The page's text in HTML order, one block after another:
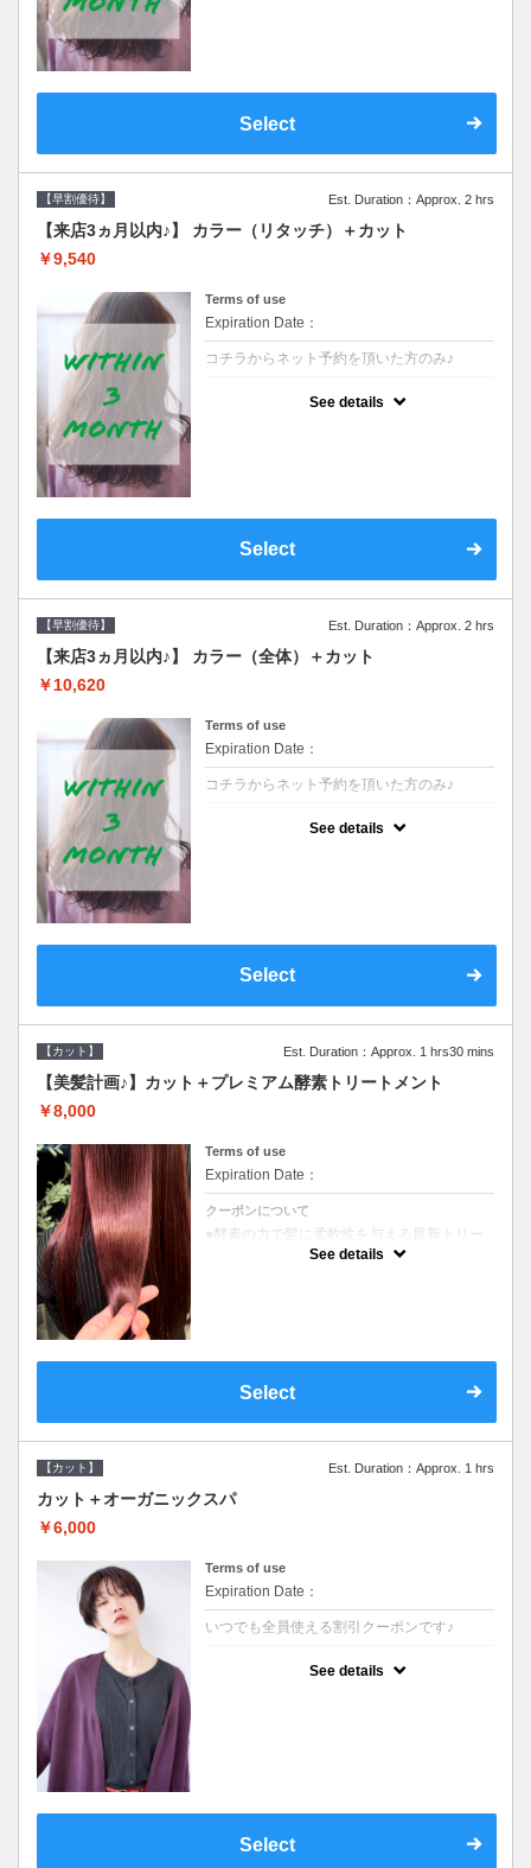
Select
【早割優待】 Est. Duration：Approx. 2 hrs
【来店3ヵ月以内♪】 カラー（リタッチ）＋カット
￥9,540
Terms of use
Expiration Date：
コチラからネット予約を頂いた方のみ♪
See details
Select
【早割優待】 Est. Duration：Approx. 2 hrs
【来店3ヵ月以内♪】 カラー（全体）＋カット
￥10,620
Terms of use
Expiration Date：
コチラからネット予約を頂いた方のみ♪
See details
Select
【カット】 Est. Duration：Approx. 1 hrs30 mins
【美髪計画♪】カット＋プレミアム酵素トリートメント
￥8,000
Terms of use
Expiration Date：
クーポンについて
●酵素の力で髪に柔軟性を与える最新トリー
トメント●ＳＢ込●長さ料金あり《こちらのク
ーポンご利用のお客様のみ》オリジナル酵素
See details
Select
【カット】 Est. Duration：Approx. 1 hrs
カット＋オーガニックスパ
￥6,000
Terms of use
Expiration Date：
いつでも全員使える割引クーポンです♪
See details
Select